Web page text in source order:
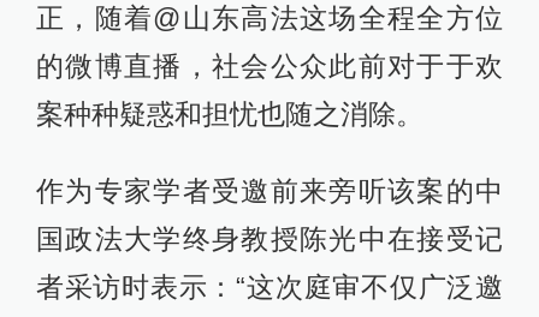
正，随着@山东高法这场全程全方位
的微博直播，社会公众此前对于于欢
案种种疑惑和担忧也随之消除。
作为专家学者受邀前来旁听该案的中
国政法大学终身教授陈光中在接受记
者采访时表示：“这次庭审不仅广泛邀